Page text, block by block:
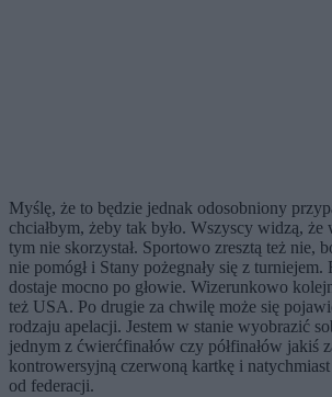
Myślę, że to będzie jednak odosobniony
chciałbym, żeby tak było. Wszyscy widzą,
tym nie skorzystał. Sportowo zresztą też nie,
nie pomógł i Stany pożegnały się z
dostaje mocno po głowie. Wizerunkowo
też USA. Po drugie za chwilę może się
rodzaju apelacji. Jestem w stanie wyobrazić
jednym z ćwierćfinałów czy półfinałów jakiś
kontrowersyjną czerwoną kartkę i
od federacji.